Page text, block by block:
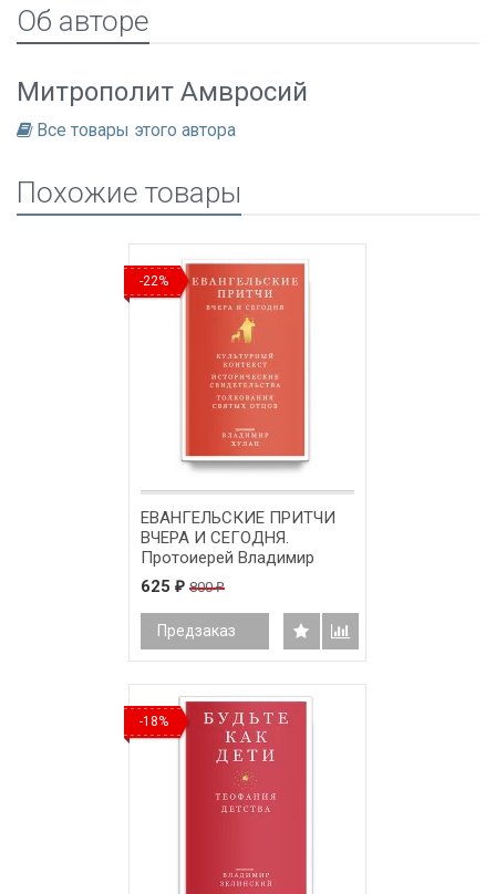
Об авторе
Митрополит Амвросий
Все товары этого автора
Похожие товары
-22%
ЕВАНГЕЛЬСКИЕ ПРИТЧИ
ВЧЕРА И СЕГОДНЯ.
Протоиерей Владимир
Хулап
625 ₽ 800₽
Предзаказ
-18%